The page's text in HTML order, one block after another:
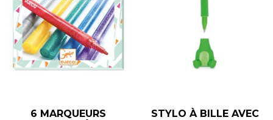
6 MARQUEURS
STYLO À BILLE AVEC